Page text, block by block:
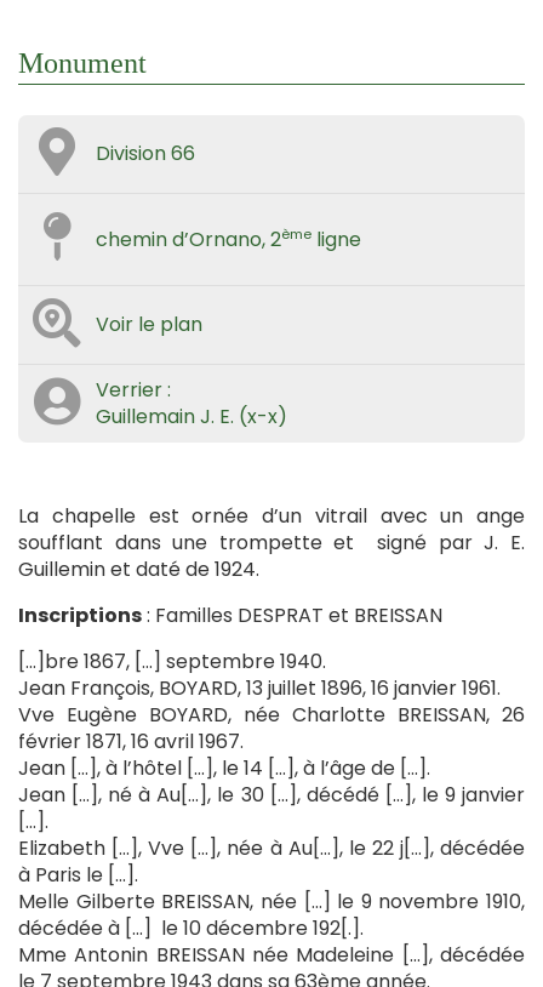
Monument
Division 66
chemin d’Ornano, 2ème ligne
Voir le plan
Verrier :
Guillemain J. E. (x-x)
La chapelle est ornée d’un vitrail avec un ange
soufflant dans une trompette et signé par J. E.
Guillemin et daté de 1924.
Inscriptions: Familles DESPRAT et BREISSAN
[…]bre 1867, […] septembre 1940.
Jean François, BOYARD, 13 juillet 1896, 16 janvier 1961.
Vve Eugène BOYARD, née Charlotte BREISSAN, 26
février 1871, 16 avril 1967.
Jean […], à l’hôtel […], le 14 […], à l’âge de […].
Jean […], né à Au[…], le 30 […], décédé […], le 9 janvier
[…].
Elizabeth […], Vve […], née à Au[…], le 22 j[…], décédée
à Paris le […].
Melle Gilberte BREISSAN, née […] le 9 novembre 1910,
décédée à […] le 10 décembre 192[.].
Mme Antonin BREISSAN née Madeleine […], décédée